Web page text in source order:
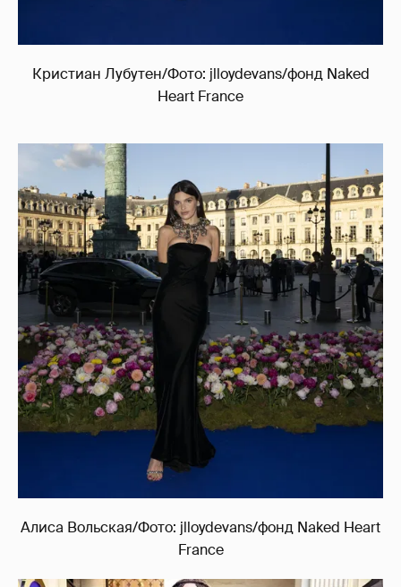
Кристиан Лубутен/Фото: jlloydevans/фонд Naked
Heart France
Алиса Вольская/Фото: jlloydevans/фонд Naked Heart
France